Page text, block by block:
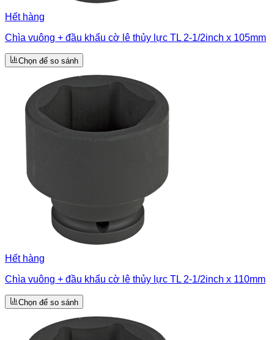
Hết hàng
Chìa vuông + đầu khẩu cờ lê thủy lực TL 2-1/2inch x 105mm
Chọn để so sánh
Hết hàng
Chìa vuông + đầu khẩu cờ lê thủy lực TL 2-1/2inch x 110mm
Chọn để so sánh